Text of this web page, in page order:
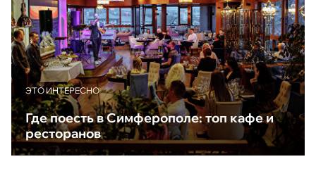
ЭТО ИНТЕРЕСНО
Где поесть в Симферополе: топ кафе и
ресторанов